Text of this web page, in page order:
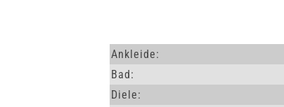
Ankleide:
Bad:
Diele: